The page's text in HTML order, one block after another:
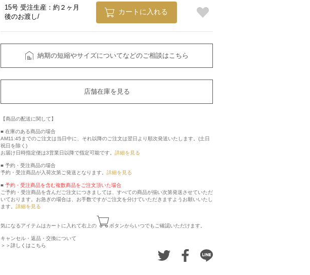
15号 受注生産：約２ヶ月
後のお渡し
カートに入れる
納期の短縮やサイズについてなどのご相談はこちら
店舗在庫を見る
【商品の配送に関して】
■ 在庫のある商品の場合
AM11:45までのご注文は当日中に、それ以降のご注文は翌日より順次発送いたします。(土日
祝日を除く)
お届け日時指定便は3営業日以降で指定可能です。 詳細を見る
■ 予約・受注商品の場合
予約・受注商品が入荷次第ご発送となります。 詳細を見る
■ 予約・受注商品を含む複数商品をご注文頂いた場合
ご予約・受注商品を含んだご注文につきましては、すべての商品が揃い次第発送させていただ
いております。お急ぎの場合は、お手数ですがご注文を分けていただきますようお願いいたし
ます。 詳細を見る
気になるアイテムはカートに入れて右上の ボタンからいつでもご確認いただけます。
キャンセル・返品・交換について
＞＞詳しくはこちら